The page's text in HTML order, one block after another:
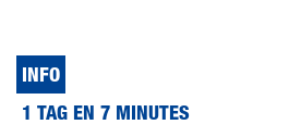
INFO
1 TAG EN 7 MINUTES